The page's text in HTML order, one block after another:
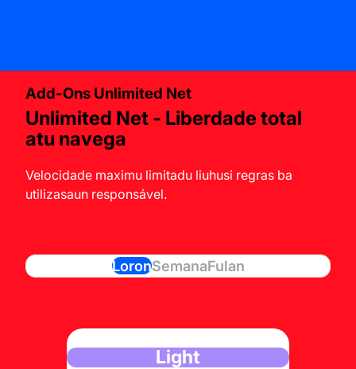
Add-Ons Unlimited Net
Unlimited Net - Liberdade total
atu navega
Velocidade maximu limitadu liuhusi regras ba
utilizasaun responsável.
LoronSemanaFulan
Light